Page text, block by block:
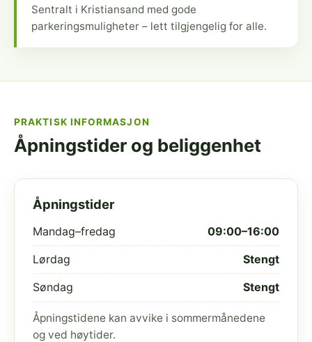
Sentralt i Kristiansand med gode
parkeringsmuligheter – lett tilgjengelig for alle.
PRAKTISK INFORMASJON
Åpningstider og beliggenhet
Åpningstider
Mandag–fredag 09:00–16:00
Lørdag Stengt
Søndag Stengt
Åpningstidene kan avvike i sommermånedene
og ved høytider.